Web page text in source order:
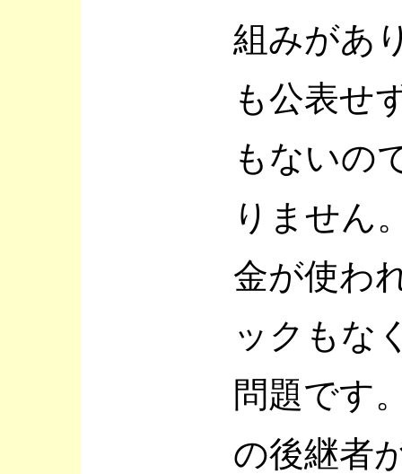
組みがあ
も公表せ
もないの
りません
金が使わ
ックもな
問題です
の後継者